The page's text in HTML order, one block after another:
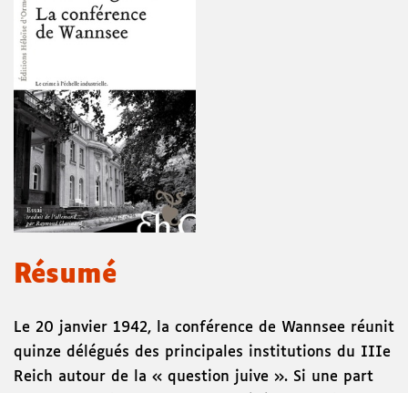
Résumé
Le 20 janvier 1942, la conférence de Wannsee réunit
quinze délégués des principales institutions du IIIe
Reich autour de la « question juive ». Si une part